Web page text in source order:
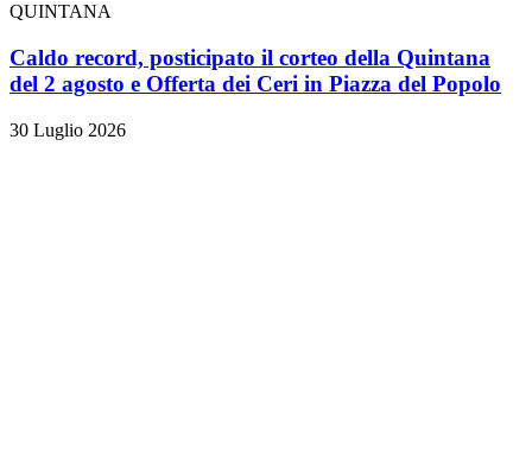
QUINTANA
Caldo record, posticipato il corteo della Quintana
del 2 agosto e Offerta dei Ceri in Piazza del Popolo
30 Luglio 2026